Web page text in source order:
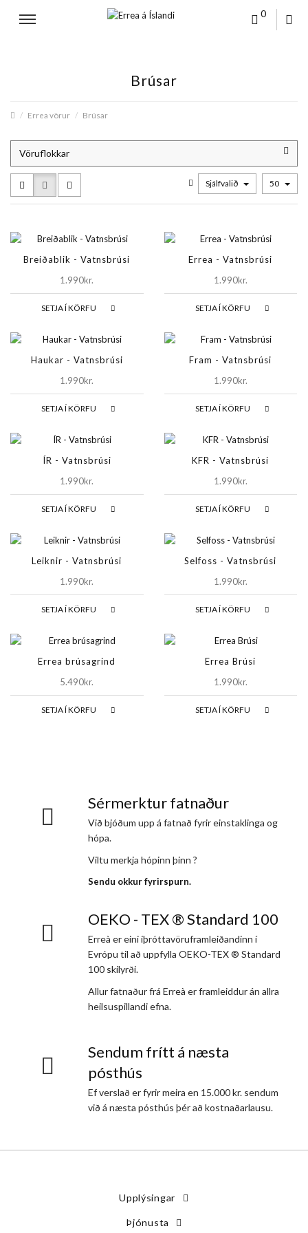
0
Brúsar
Errea vörur Brúsar
Vöruflokkar
Sjálfvalið 50
Breiðablik - Vatnsbrúsi
1.990kr.
SETJA Í KÖRFU
Errea - Vatnsbrúsi
1.990kr.
SETJA Í KÖRFU
Haukar - Vatnsbrúsi
1.990kr.
SETJA Í KÖRFU
Fram - Vatnsbrúsi
1.990kr.
SETJA Í KÖRFU
ÍR - Vatnsbrúsi
1.990kr.
SETJA Í KÖRFU
KFR - Vatnsbrúsi
1.990kr.
SETJA Í KÖRFU
Leiknir - Vatnsbrúsi
1.990kr.
SETJA Í KÖRFU
Selfoss - Vatnsbrúsi
1.990kr.
SETJA Í KÖRFU
Errea brúsagrind
5.490kr.
SETJA Í KÖRFU
Errea Brúsi
1.990kr.
SETJA Í KÖRFU
Sérmerktur fatnaður
Við bjóðum upp á fatnað fyrir einstaklinga og
hópa.
Viltu merkja hópinn þinn ?
Sendu okkur fyrirspurn.
OEKO - TEX ® Standard 100
Erreà er eini íþróttavöruframleiðandinn í
Evrópu til að uppfylla OEKO-TEX ® Standard
100 skilyrði.
Allur fatnaður frá Erreà er framleiddur án allra
heilsuspillandi efna.
Sendum frítt á næsta
pósthús
Ef verslað er fyrir meira en 15.000 kr. sendum
við á næsta pósthús þér að kostnaðarlausu.
Upplýsingar
Þjónusta